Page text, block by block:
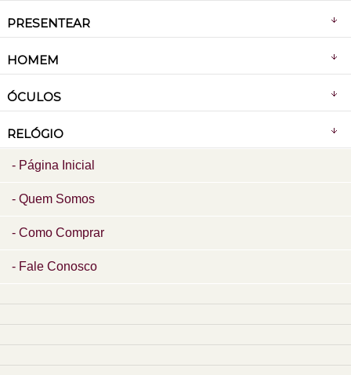
PRESENTEAR
HOMEM
ÓCULOS
RELÓGIO
Página Inicial
Quem Somos
Como Comprar
Fale Conosco